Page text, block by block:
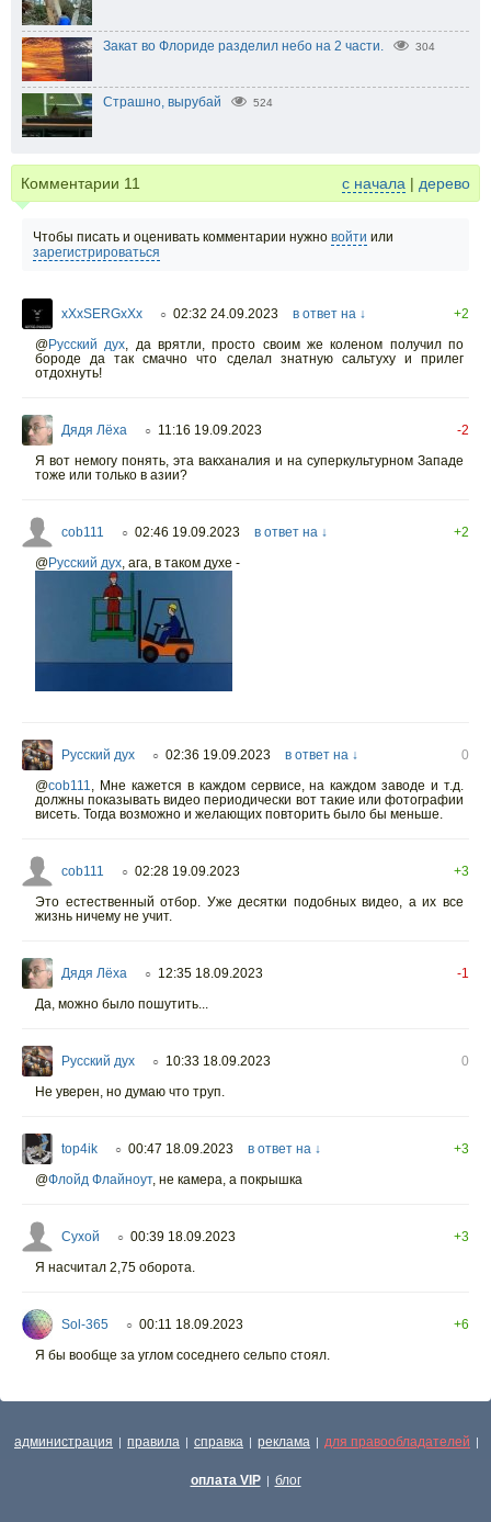
Закат во Флориде разделил небо на 2 части. 304
Страшно, вырубай 524
Комментарии 11 с начала | дерево
Чтобы писать и оценивать комментарии нужно войти или
зарегистрироваться
xXxSERGxXx ○ 02:32 24.09.2023 в ответ на ↓
+2
@Русский дух, да врятли, просто своим же коленом получил по
бороде да так смачно что сделал знатную сальтуху и прилег
отдохнуть!
Дядя Лёха ○ 11:16 19.09.2023
-2
Я вот немогу понять, эта вакханалия и на суперкультурном Западе
тоже или только в азии?
cob111 ○ 02:46 19.09.2023 в ответ на ↓
+2
@Русский дух, ага, в таком духе -
Русский дух ○ 02:36 19.09.2023 в ответ на ↓
0
@cob111, Мне кажется в каждом сервисе, на каждом заводе и т.д.
должны показывать видео периодически вот такие или фотографии
висеть. Тогда возможно и желающих повторить было бы меньше.
cob111 ○ 02:28 19.09.2023
+3
Это естественный отбор. Уже десятки подобных видео, а их все
жизнь ничему не учит.
Дядя Лёха ○ 12:35 18.09.2023
-1
Да, можно было пошутить...
Русский дух ○ 10:33 18.09.2023
0
Не уверен, но думаю что труп.
top4ik ○ 00:47 18.09.2023 в ответ на ↓
+3
@Флойд Флайноут, не камера, а покрышка
Сухой ○ 00:39 18.09.2023
+3
Я насчитал 2,75 оборота.
Sol-365 ○ 00:11 18.09.2023
+6
Я бы вообще за углом соседнего сельпо стоял.
администрация | правила | справка | реклама | для правообладателей |
оплата VIP | блог